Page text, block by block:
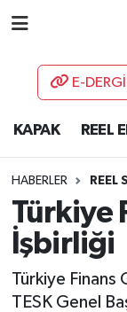
E-DERGİ
KAPAK REEL
HABERLER REEL
Türkiye
İşbirliği
Türkiye Finans
TESK Genel
AKADEMİ
DESTEK-
ETKİNLİK
GÜNCEL
HABERLER